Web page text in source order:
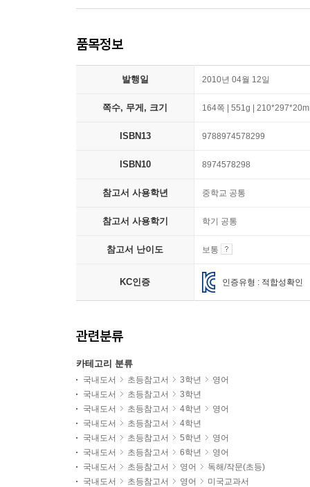
품목정보
발행일 2010년 04월 12일
쪽수, 무게, 크기 164쪽 | 551g |
ISBN13 9788974578299
ISBN10 8974578298
참고서 사용학년 중학교 공통
참고서 사용학기 학기 공통
참고서 난이도 보통
KC인증 인증유형 : 적합성확인
관련분류
카테고리 분류
국내도서 초등참고서 3학년
영어
국내도서
초등참고서
3학년
국내도서
초등참고서 4학년
영어
국내도서
초등참고서
4학년
국내도서
초등참고서 5학년
영어
국내도서
초등참고서 6학년
영어
국내도서
초등참고서 영어
독해/작문(초등)
국내도서
초등참고서 영어
미국교과서